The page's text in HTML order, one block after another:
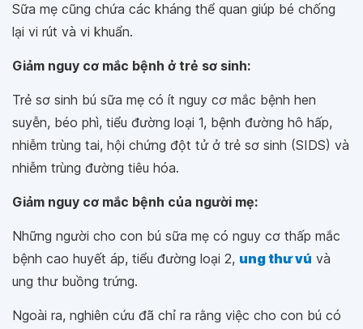
Sữa mẹ cũng chứa các kháng thể quan giúp bé chống
lại vi rút và vi khuẩn.
Giảm nguy cơ mắc bệnh ở trẻ sơ sinh:
Trẻ sơ sinh bú sữa mẹ có ít nguy cơ mắc bệnh hen
suyễn, béo phì, tiểu đường loại 1, bệnh đường hô hấp,
nhiễm trùng tai, hội chứng đột tử ở trẻ sơ sinh (SIDS) và
nhiễm trùng đường tiêu hóa.
Giảm nguy cơ mắc bệnh của người mẹ:
Những người cho con bú sữa mẹ có nguy cơ thấp mắc
bệnh cao huyết áp, tiểu đường loại 2, ung thư vú và
ung thư buồng trứng.
Ngoài ra, nghiên cứu đã chỉ ra rằng việc cho con bú có